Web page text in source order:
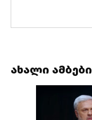
ახალი ამბები